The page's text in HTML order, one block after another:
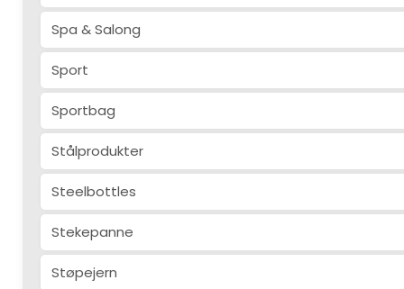
Spa & Salong
Sport
Sportbag
Stålprodukter
Steelbottles
Stekepanne
Støpejern